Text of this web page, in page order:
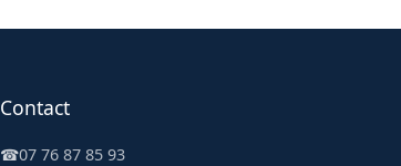
Contact
☎07 76 87 85 93